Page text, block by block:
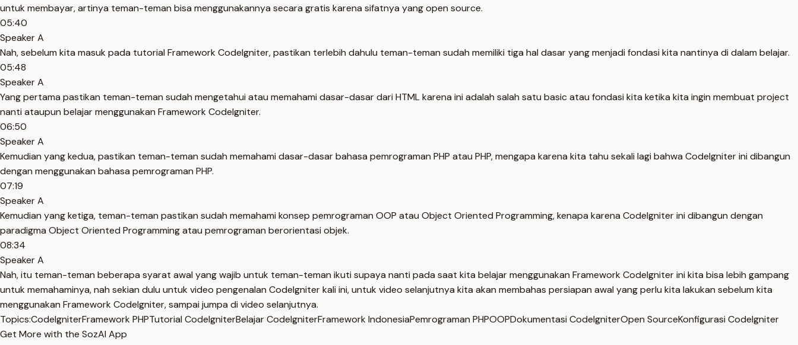
untuk membayar, artinya teman-teman bisa menggunakannya secara gratis karena sifatnya yang open source.
05:40
Speaker A
Nah, sebelum kita masuk pada tutorial Framework CodeIgniter, pastikan terlebih dahulu teman-teman sudah memiliki tiga hal dasar yang menjadi fondasi kita nantinya di dalam belajar.
05:48
Speaker A
Yang pertama pastikan teman-teman sudah mengetahui atau memahami dasar-dasar dari HTML karena ini adalah salah satu basic atau fondasi kita ketika kita ingin membuat project
nanti ataupun belajar menggunakan Framework CodeIgniter.
06:50
Speaker A
Kemudian yang kedua, pastikan teman-teman sudah memahami dasar-dasar bahasa pemrograman PHP atau PHP, mengapa karena kita tahu sekali lagi bahwa CodeIgniter ini dibangun
dengan menggunakan bahasa pemrograman PHP.
07:19
Speaker A
Kemudian yang ketiga, teman-teman pastikan sudah memahami konsep pemrograman OOP atau Object Oriented Programming, kenapa karena CodeIgniter ini dibangun dengan
paradigma Object Oriented Programming atau pemrograman berorientasi objek.
08:34
Speaker A
Nah, itu teman-teman beberapa syarat awal yang wajib untuk teman-teman ikuti supaya nanti pada saat kita belajar menggunakan Framework CodeIgniter ini kita bisa lebih gampang
untuk memahaminya, nah sekian dulu untuk video pengenalan CodeIgniter kali ini, untuk video selanjutnya kita akan membahas persiapan awal yang perlu kita lakukan sebelum kita
menggunakan Framework CodeIgniter, sampai jumpa di video selanjutnya.
Topics:CodeIgniterFramework PHPTutorial CodeIgniterBelajar CodeIgniterFramework IndonesiaPemrograman PHPOOPDokumentasi CodeIgniterOpen SourceKonfigurasi CodeIgniter
Get More with the SozAI App